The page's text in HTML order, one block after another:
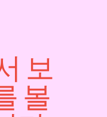
보
볼